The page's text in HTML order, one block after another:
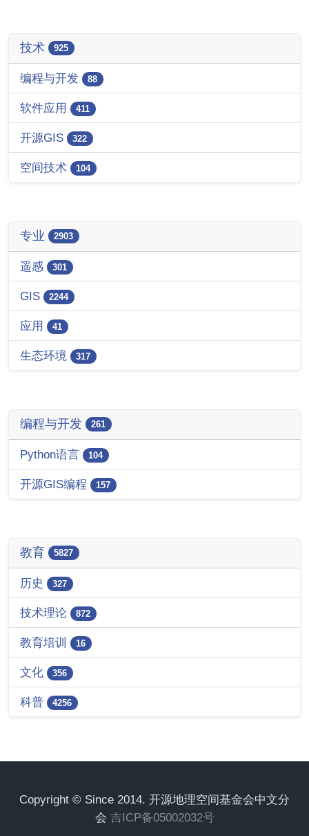
技术 925
编程与开发 88
软件应用 411
开源GIS 322
空间技术 104
专业 2903
遥感 301
GIS 2244
应用 41
生态环境 317
编程与开发 261
Python语言 104
开源GIS编程 157
教育 5827
历史 327
技术理论 872
教育培训 16
文化 356
科普 4256
Copyright © Since 2014. 开源地理空间基金会中文分
会 吉ICP备05002032号